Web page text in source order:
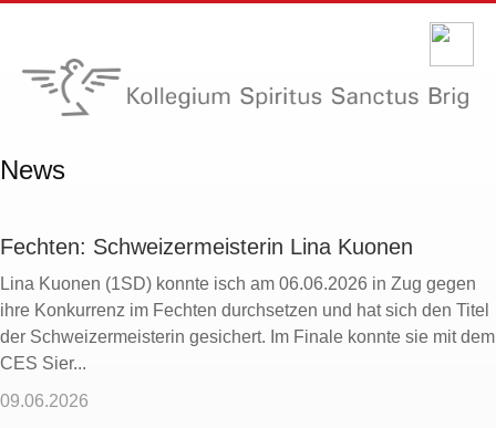
News
Fechten: Schweizermeisterin Lina Kuonen
Lina Kuonen (1SD) konnte isch am 06.06.2026 in Zug gegen
ihre Konkurrenz im Fechten durchsetzen und hat sich den Titel
der Schweizermeisterin gesichert. Im Finale konnte sie mit dem
CES Sier...
09.06.2026